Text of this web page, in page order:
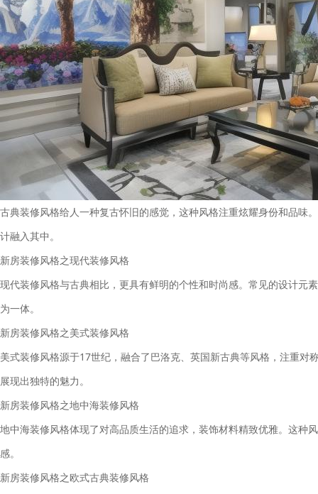
古典装修风格给人一种复古怀旧的感觉，这种风格注重炫耀身份和品味
计融入其中。
新房装修风格之现代装修风格
现代装修风格与古典相比，更具有鲜明的个性和时尚感。常见的设计元
为一体。
新房装修风格之美式装修风格
美式装修风格源于17世纪，融合了巴洛克、英国新古典等风格，注重
展现出独特的魅力。
新房装修风格之地中海装修风格
地中海装修风格体现了对高品质生活的追求，装饰材料精致优雅。这种
感。
新房装修风格之欧式古典装修风格